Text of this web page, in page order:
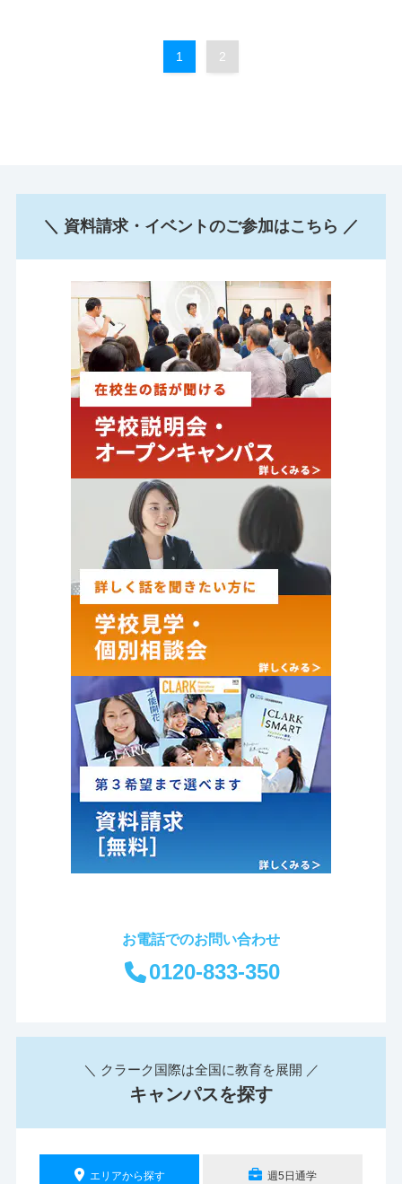
1 2
＼ 資料請求・イベントのご参加はこちら ／
お電話でのお問い合わせ
0120-833-350
＼ クラーク国際は全国に教育を展開 ／
キャンパスを探す
エリアから探す 週5日通学